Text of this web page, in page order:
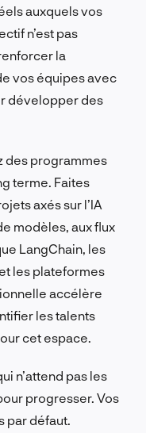
auxquels vos
n’est pas
la
vos équipes avec
développer des
des programmes
terme. Faites
axés sur l’IA
modèles, aux flux
LangChain, les
les plateformes
accélère
les talents
cet espace.
n’attend pas les
progresser. Vos
par défaut.